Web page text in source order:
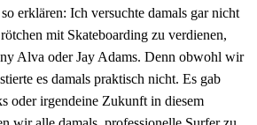
erklären: Ich versuchte damals gar nicht
mit Skateboarding zu verdienen,
Alva oder Jay Adams. Denn obwohl wir
es damals praktisch nicht. Es gab
oder irgendeine Zukunft in diesem